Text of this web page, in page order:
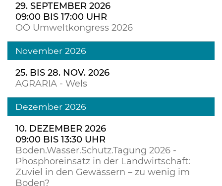
29. SEPTEMBER 2026
09:00 BIS 17:00 UHR
OÖ Umweltkongress 2026
November 2026
25. BIS 28. NOV. 2026
AGRARIA - Wels
Dezember 2026
10. DEZEMBER 2026
09:00 BIS 13:30 UHR
Boden.Wasser.Schutz.Tagung 2026 -
Phosphoreinsatz in der Landwirtschaft:
Zuviel in den Gewässern – zu wenig im
Boden?